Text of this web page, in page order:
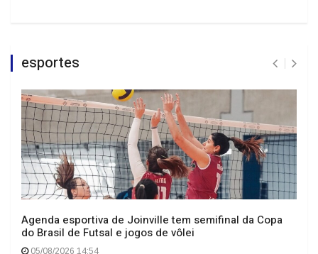
esportes
Agenda esportiva de Joinville tem semifinal da Copa
do Brasil de Futsal e jogos de vôlei
05/08/2026 14:54